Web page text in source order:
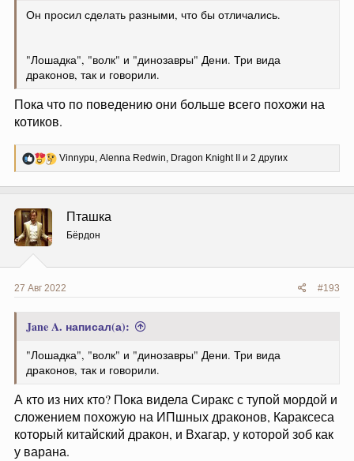
Он просил сделать разными, что бы отличались.
"Лошадка", "волк" и "динозавры" Дени. Три вида
драконов, так и говорили.
Пока что по поведению они больше всего похожи на
котиков.
Р
е
Vinnypu, Alenna Redwin, Dragon Knight II и 2 других
Пташка
Бёрдон
27 Авг 2022 #193
Jane A. написал(а):
"Лошадка", "волк" и "динозавры" Дени. Три вида
драконов, так и говорили.
А кто из них кто? Пока видела Сиракс с тупой мордой и
сложением похожую на ИПшных драконов, Караксеса
который китайский дракон, и Вхагар, у которой зоб как
у варана.